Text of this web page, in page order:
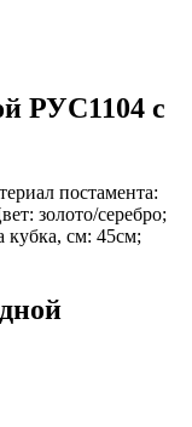
РУС1104 с
постамента:
золото/серебро;
кубка, см: 45см;